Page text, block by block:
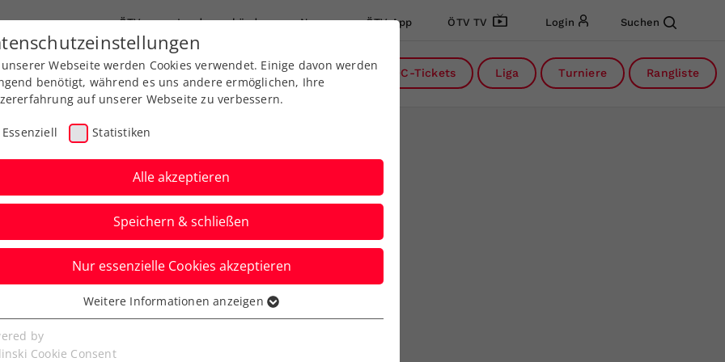
ÖTV Landesverbände News ÖTV App ÖTV TV Login Suchen
Ausbildung Services Über uns DC-Tickets Liga Turniere Rangliste
Burgenland Open:
bei Tennis-Europe-
Webseite werden Cookies verwendet. Einige davon werden
benötigt, während es uns andere ermöglichen, Ihre
auf unserer Webseite zu verbessern.
Essenziell Statistiken
Alle akzeptieren
Speichern & schließen
Nur essenzielle Cookies akzeptieren
Cookies werden für grundlegende Funktionen der
benötigt. Dadurch ist gewährleistet, dass die Webseite
Weitere Informationen anzeigen
by
Cookie Consent